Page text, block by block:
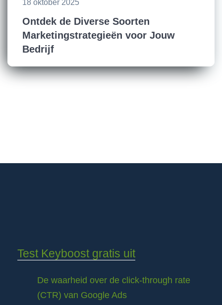
18 oktober 2025
Ontdek de Diverse Soorten
Marketingstrategieën voor Jouw
Bedrijf
Test Keyboost gratis uit
De waarheid over de click-through rate
(CTR) van Google Ads